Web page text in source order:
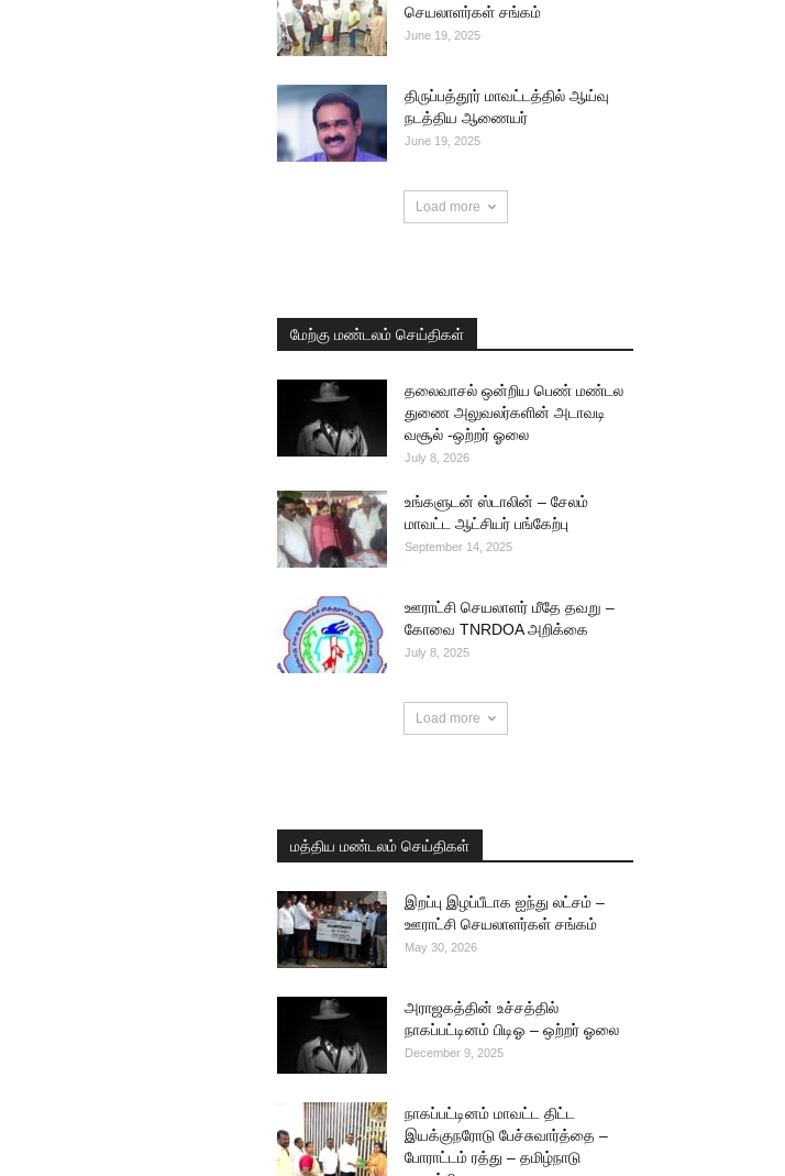
செயலாளர்கள் சங்கம்
June 19, 2025
திருப்பத்தூர் மாவட்டத்தில் ஆய்வு
நடத்திய ஆணையர்
June 19, 2025
Load more
மேற்கு மண்டலம் செய்திகள்
தலைவாசல் ஒன்றிய பெண் மண்டல
துணை அலுவலர்களின் அடாவடி
வசூல் -ஒற்றர் ஓலை
July 8, 2026
உங்களுடன் ஸ்டாலின் – சேலம்
மாவட்ட ஆட்சியர் பங்கேற்பு
September 14, 2025
ஊராட்சி செயலாளர் மீதே தவறு –
கோவை TNRDOA அறிக்கை
July 8, 2025
Load more
மத்திய மண்டலம் செய்திகள்
இறப்பு இழப்பீடாக ஐந்து லட்சம் –
ஊராட்சி செயலாளர்கள் சங்கம்
May 30, 2026
அராஜகத்தின் உச்சத்தில்
நாகப்பட்டினம் பிடிஓ – ஒற்றர் ஓலை
December 9, 2025
நாகப்பட்டினம் மாவட்ட திட்ட
இயக்குநரோடு பேச்சுவார்த்தை –
போராட்டம் ரத்து – தமிழ்நாடு